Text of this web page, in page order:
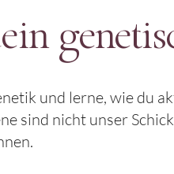
und lerne, wie du
sind nicht unser